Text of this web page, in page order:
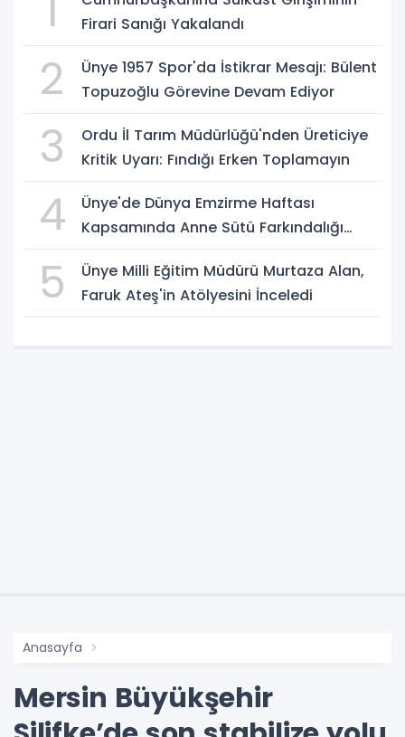
Firari Sanığı Yakalandı
2
Ünye 1957 Spor'da İstikrar Mesajı: Bülent
Topuzoğlu Görevine Devam Ediyor
3
Ordu İl Tarım Müdürlüğü'nden Üreticiye
Kritik Uyarı: Fındığı Erken Toplamayın
4
Ünye'de Dünya Emzirme Haftası
Kapsamında Anne Sütü Farkındalığı
5
Ünye Milli Eğitim Müdürü Murtaza Alan,
Faruk Ateş'in Atölyesini İnceledi
Anasayfa
Mersin Büyükşehir